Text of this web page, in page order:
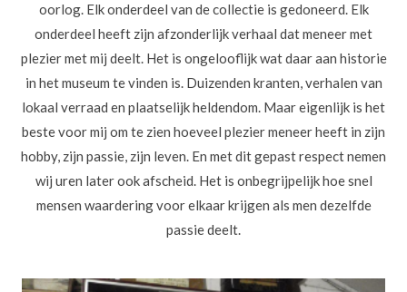
oorlog. Elk onderdeel van de collectie is gedoneerd. Elk
onderdeel heeft zijn afzonderlijk verhaal dat meneer met
plezier met mij deelt. Het is ongelooflijk wat daar aan historie
in het museum te vinden is. Duizenden kranten, verhalen van
lokaal verraad en plaatselijk heldendom. Maar eigenlijk is het
beste voor mij om te zien hoeveel plezier meneer heeft in zijn
hobby, zijn passie, zijn leven. En met dit gepast respect nemen
wij uren later ook afscheid. Het is onbegrijpelijk hoe snel
mensen waardering voor elkaar krijgen als men dezelfde
passie deelt.